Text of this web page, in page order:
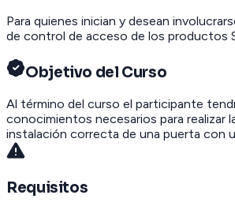
Para quienes inician y desean
de control de acceso de los productos
Objetivo del Curso
Al término del curso el participante
conocimientos necesarios para realizar
instalación correcta de una puerta con
Requisitos